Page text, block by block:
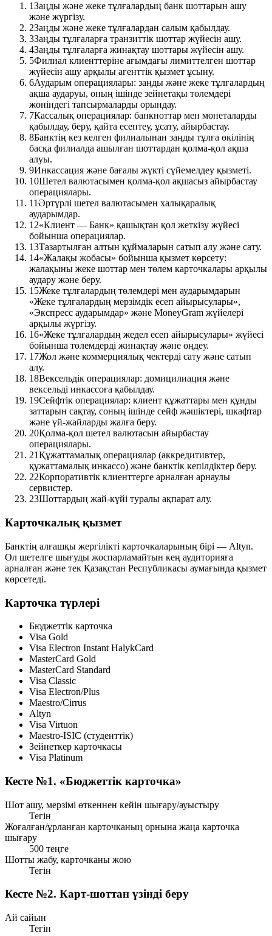
1Заңды және жеке тұлғалардың банк шоттарын ашу
және жүргізу.
2Заңды және жеке тұлғалардан салым қабылдау.
3Заңды тұлғаларға транзиттік шоттар жүйесін ашу.
4Заңды тұлғаларға жинақтау шоттары жүйесін ашу.
5Филиал клиенттеріне ағымдағы лимиттелген шоттар
жүйесін ашу арқылы агенттік қызмет ұсыну.
6Аударым операциялары: заңды және жеке тұлғалардың
ақша аударуы, оның ішінде зейнетақы төлемдері
жөніндегі тапсырмаларды орындау.
7Кассалық операциялар: банкноттар мен монеталарды
қабылдау, беру, қайта есептеу, ұсату, айырбастау.
8Банктің кез келген филиалынан заңды тұлға өкілінің
басқа филиалда ашылған шоттардан қолма-қол ақша
алуы.
9Инкассация және бағалы жүкті сүйемелдеу қызметі.
10Шетел валютасымен қолма-қол ақшасыз айырбастау
операциялары.
11Әртүрлі шетел валютасымен халықаралық
аударымдар.
12«Клиент — Банк» қашықтан қол жеткізу жүйесі
бойынша операциялар.
13Тазартылған алтын құймаларын сатып алу және сату.
14«Жалақы жобасы» бойынша қызмет көрсету:
жалақыны жеке шоттар мен төлем карточкалары арқылы
аудару және беру.
15Жеке тұлғалардың төлемдері мен аударымдарын
«Жеке тұлғалардың мерзімдік есеп айырысулары»,
«Экспресс аударымдар» және MoneyGram жүйелері
арқылы жүргізу.
16«Жеке тұлғалардың жедел есеп айырысулары» жүйесі
бойынша төлемдерді жинақтау және өңдеу.
17Жол және коммерциялық чектерді сату және сатып
алу.
18Вексельдік операциялар: домицилиация және
вексельді инкассоға қабылдау.
19Сейфтік операциялар: клиент құжаттары мен құнды
заттарын сақтау, соның ішінде сейф жәшіктері, шкафтар
және үй-жайларды жалға беру.
20Қолма-қол шетел валютасын айырбастау
операциялары.
21Құжаттамалық операциялар (аккредитивтер,
құжаттамалық инкассо) және банктік кепілдіктер беру.
22Корпоративтік клиенттерге арналған арнаулы
сервистер.
23Шоттардың жай-күйі туралы ақпарат алу.
Карточкалық қызмет
Банктің алғашқы жергілікті карточкаларының бірі — Altyn.
Ол шетелге шығуды жоспарламайтын кең аудиторияға
арналған және тек Қазақстан Республикасы аумағында қызмет
көрсетеді.
Карточка түрлері
Бюджеттік карточка
Visa Gold
Visa Electron Instant HalykCard
MasterCard Gold
MasterCard Standard
Visa Classic
Visa Electron/Plus
Maestro/Cirrus
Altyn
Visa Virtuon
Maestro-ISIC (студенттік)
Зейнеткер карточкасы
Visa Platinum
Кесте №1. «Бюджеттік карточка»
Шот ашу, мерзімі өткеннен кейін шығару/ауыстыру
Тегін
Жоғалған/ұрланған карточканың орнына жаңа карточка
шығару
500 теңге
Шотты жабу, карточканы жою
Тегін
Кесте №2. Карт-шоттан үзінді беру
Ай сайын
Тегін